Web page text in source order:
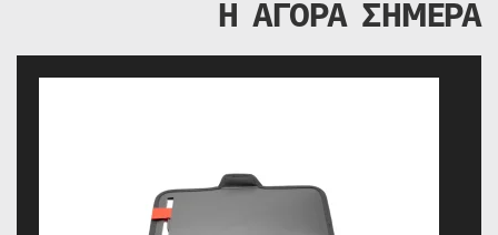
Η ΑΓΟΡΑ ΣΗΜΕΡΑ